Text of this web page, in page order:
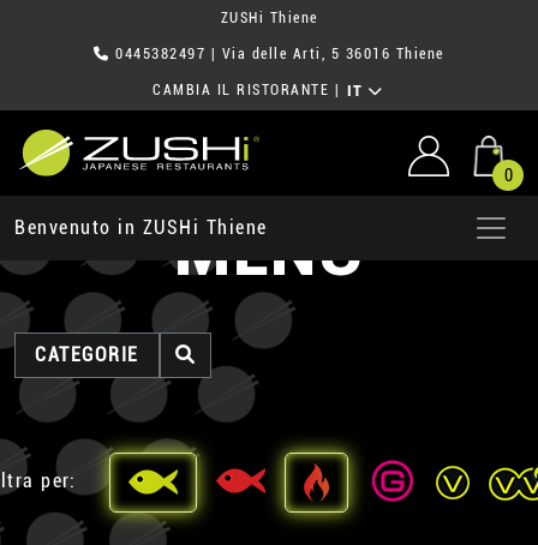
ZUSHi Thiene
0445382497 | Via delle Arti, 5 36016 Thiene
CAMBIA IL RISTORANTE IT
0
Benvenuto in ZUSHi ThieneMENU
CATEGORIE
per: